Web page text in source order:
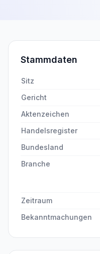
Stammdaten
Sitz
Gericht
Aktenzeichen
Handelsregister
Bundesland
Branche
Zeitraum
Bekanntmachungen